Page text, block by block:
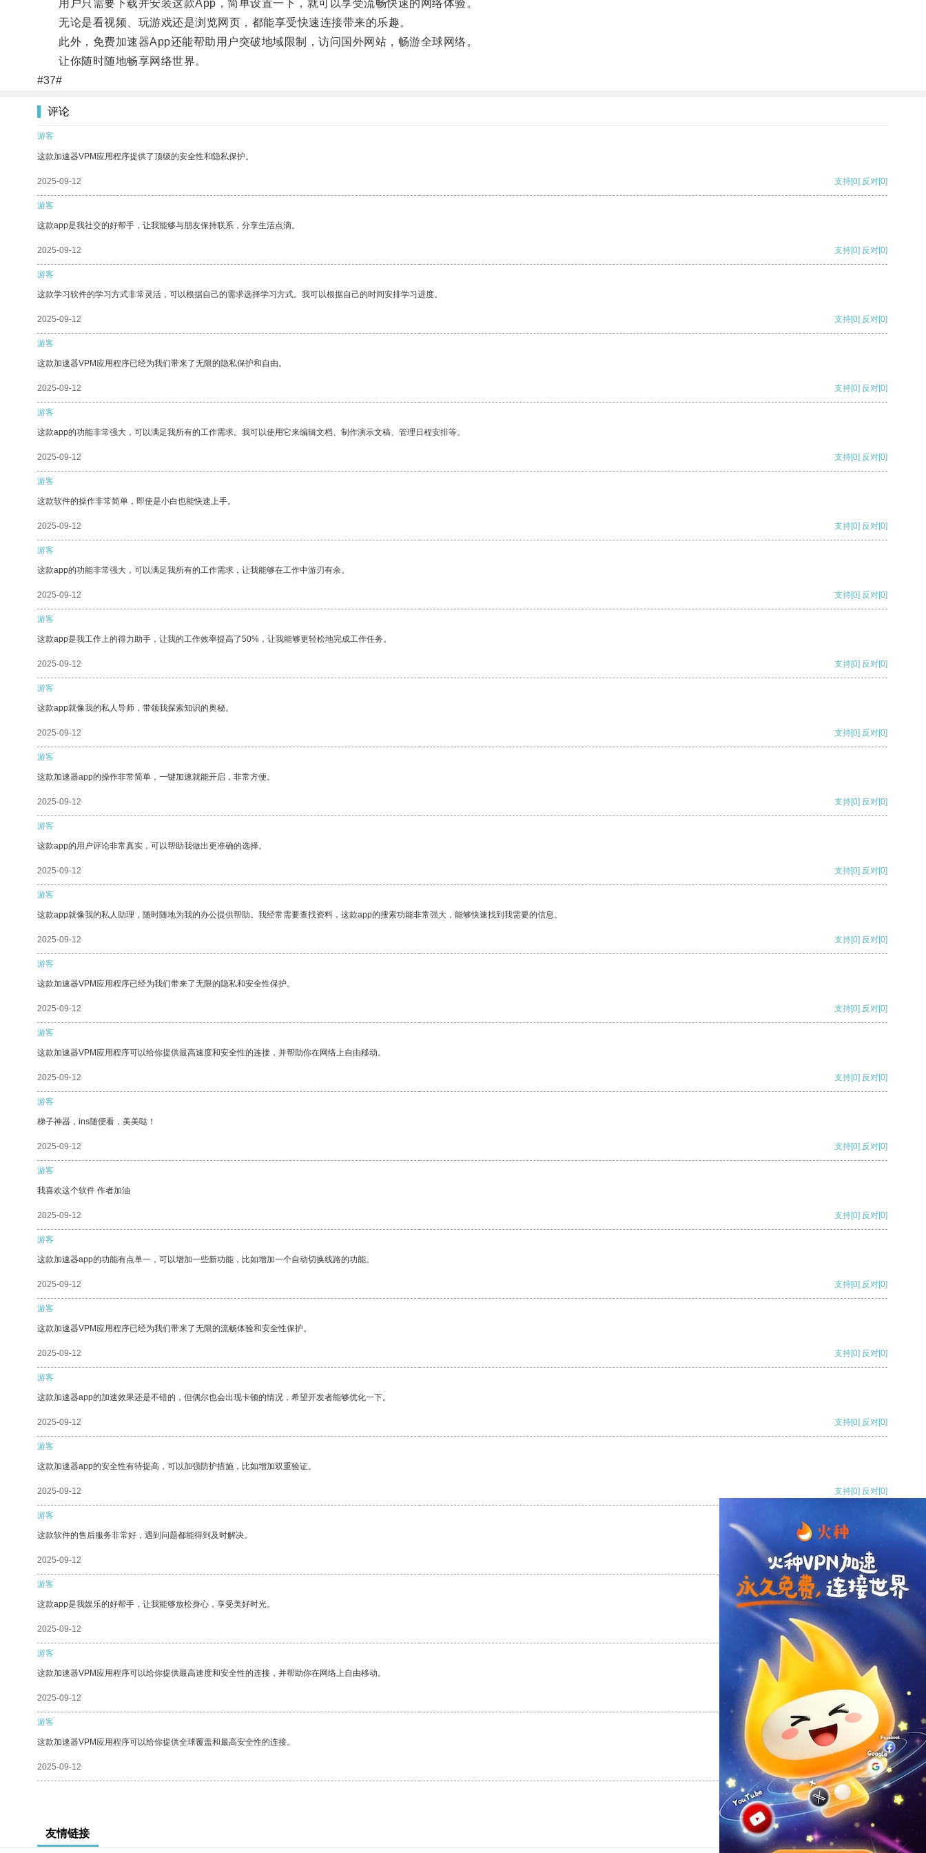
用户只需要下载并安装这款App，简单设置一下，就可以享受流畅快速的网络体验。
无论是看视频、玩游戏还是浏览网页，都能享受快速连接带来的乐趣。
此外，免费加速器App还能帮助用户突破地域限制，访问国外网站，畅游全球网络。
让你随时随地畅享网络世界。
#37#
评论
游客
这款加速器VPM应用程序提供了顶级的安全性和隐私保护。
2025-09-12 支持[0] 反对[0]
游客
这款app是我社交的好帮手，让我能够与朋友保持联系，分享生活点滴。
2025-09-12 支持[0] 反对[0]
游客
这款学习软件的学习方式非常灵活，可以根据自己的需求选择学习方式。我可以根据自己的时间安排学习进度。
2025-09-12 支持[0] 反对[0]
游客
这款加速器VPM应用程序已经为我们带来了无限的隐私保护和自由。
2025-09-12 支持[0] 反对[0]
游客
这款app的功能非常强大，可以满足我所有的工作需求。我可以使用它来编辑文档、制作演示文稿、管理日程安排等。
2025-09-12 支持[0] 反对[0]
游客
这款软件的操作非常简单，即使是小白也能快速上手。
2025-09-12 支持[0] 反对[0]
游客
这款app的功能非常强大，可以满足我所有的工作需求，让我能够在工作中游刃有余。
2025-09-12 支持[0] 反对[0]
游客
这款app是我工作上的得力助手，让我的工作效率提高了50%，让我能够更轻松地完成工作任务。
2025-09-12 支持[0] 反对[0]
游客
这款app就像我的私人导师，带领我探索知识的奥秘。
2025-09-12 支持[0] 反对[0]
游客
这款加速器app的操作非常简单，一键加速就能开启，非常方便。
2025-09-12 支持[0] 反对[0]
游客
这款app的用户评论非常真实，可以帮助我做出更准确的选择。
2025-09-12 支持[0] 反对[0]
游客
这款app就像我的私人助理，随时随地为我的办公提供帮助。我经常需要查找资料，这款app的搜索功能非常强大，能够快速找到我需要的信息。
2025-09-12 支持[0] 反对[0]
游客
这款加速器VPM应用程序已经为我们带来了无限的隐私和安全性保护。
2025-09-12 支持[0] 反对[0]
游客
这款加速器VPM应用程序可以给你提供最高速度和安全性的连接，并帮助你在网络上自由移动。
2025-09-12 支持[0] 反对[0]
游客
梯子神器，ins随便看，美美哒！
2025-09-12 支持[0] 反对[0]
游客
我喜欢这个软件 作者加油
2025-09-12 支持[0] 反对[0]
游客
这款加速器app的功能有点单一，可以增加一些新功能，比如增加一个自动切换线路的功能。
2025-09-12 支持[0] 反对[0]
游客
这款加速器VPM应用程序已经为我们带来了无限的流畅体验和安全性保护。
2025-09-12 支持[0] 反对[0]
游客
这款加速器app的加速效果还是不错的，但偶尔也会出现卡顿的情况，希望开发者能够优化一下。
2025-09-12 支持[0] 反对[0]
游客
这款加速器app的安全性有待提高，可以加强防护措施，比如增加双重验证。
2025-09-12 支持[0] 反对[0]
游客
这款软件的售后服务非常好，遇到问题都能得到及时解决。
2025-09-12 支持[0] 反对
游客
这款app是我娱乐的好帮手，让我能够放松身心，享受美好时光。
2025-09-12 支持
游客
这款加速器VPM应用程序可以给你提供最高速度和安全性的连接，并帮助你在网络上自由移动。
2025-09-12 反对 [0]
游客
这款加速器VPM应用程序可以给你提供全球覆盖和最高安全性的连接。
2025-09-12 支持[0] 反对[0]
友情链接